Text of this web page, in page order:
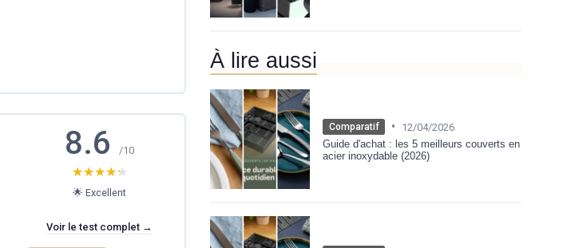
8.6/10
★★★★★
★★★★★
🌟 Excellent
Voir le test complet →
À lire aussi
Comparatif •
12/04/2026
Guide d'achat : les 5 meilleurs couverts en
acier inoxydable (2026)